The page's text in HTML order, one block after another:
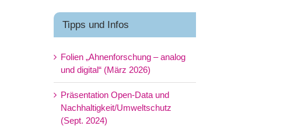
Tipps und Infos
Folien „Ahnenforschung – analog
und digital“ (März 2026)
Präsentation Open-Data und
Nachhaltigkeit/Umweltschutz
(Sept. 2024)